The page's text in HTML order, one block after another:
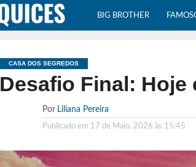
BIG BROTHER
CASA DOS SEGREDOS
Desafio Final: Hoje
Por Liliana Pereira
Publicado em 17 de Maio, 2026 às 15:45